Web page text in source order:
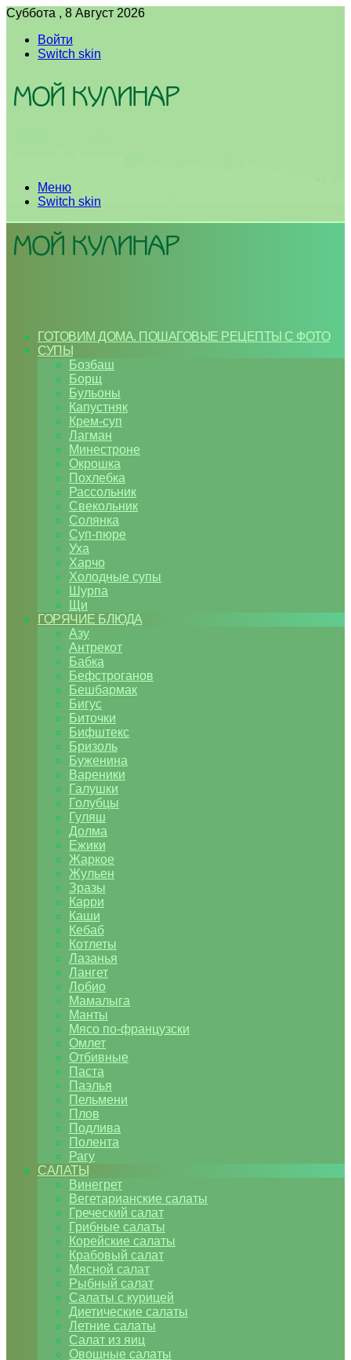
Суббота , 8 Август 2026
Войти
Switch skin
Меню
Switch skin
ГОТОВИМ ДОМА. ПОШАГОВЫЕ РЕЦЕПТЫ С ФОТО
СУПЫ
Бозбаш
Борщ
Бульоны
Капустняк
Крем-суп
Лагман
Минестроне
Окрошка
Похлебка
Рассольник
Свекольник
Солянка
Суп-пюре
Уха
Харчо
Холодные супы
Шурпа
Щи
ГОРЯЧИЕ БЛЮДА
Азу
Антрекот
Бабка
Бефстроганов
Бешбармак
Бигус
Биточки
Бифштекс
Бризоль
Буженина
Вареники
Галушки
Голубцы
Гуляш
Долма
Ежики
Жаркое
Жульен
Зразы
Карри
Каши
Кебаб
Котлеты
Лазанья
Лангет
Лобио
Мамалыга
Манты
Мясо по-французски
Омлет
Отбивные
Паста
Паэлья
Пельмени
Плов
Подлива
Полента
Рагу
САЛАТЫ
Винегрет
Вегетарианские салаты
Греческий салат
Грибные салаты
Корейские салаты
Крабовый салат
Мясной салат
Рыбный салат
Салаты с курицей
Диетические салаты
Летние салаты
Салат из яиц
Овощные салаты